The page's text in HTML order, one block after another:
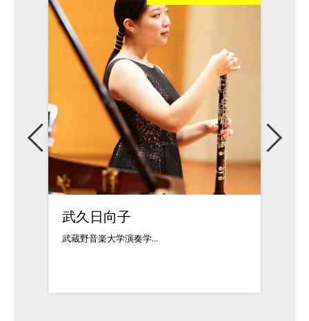
武久日向子
武蔵野音楽大学演奏学...